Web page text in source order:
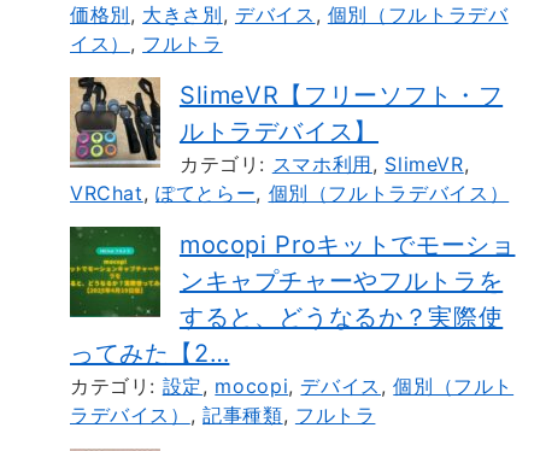
価格別, 大きさ別, デバイス , 個別（フルトラデバ
イス） , フルトラ
SlimeVR【フリーソフト・フ
ルトラデバイス】
カテゴリ: スマホ利用, SlimeVR,
VRChat,ぽてとらー, 個別（フルトラデバイス）
mocopi Proキットでモーショ
ンキャプチャーやフルトラを
すると、どうなるか？実際使
ってみた【2…
カテゴリ: 設定, mocopi, デバイス ,個別（フルト
ラデバイス） ,記事種類, フルトラ